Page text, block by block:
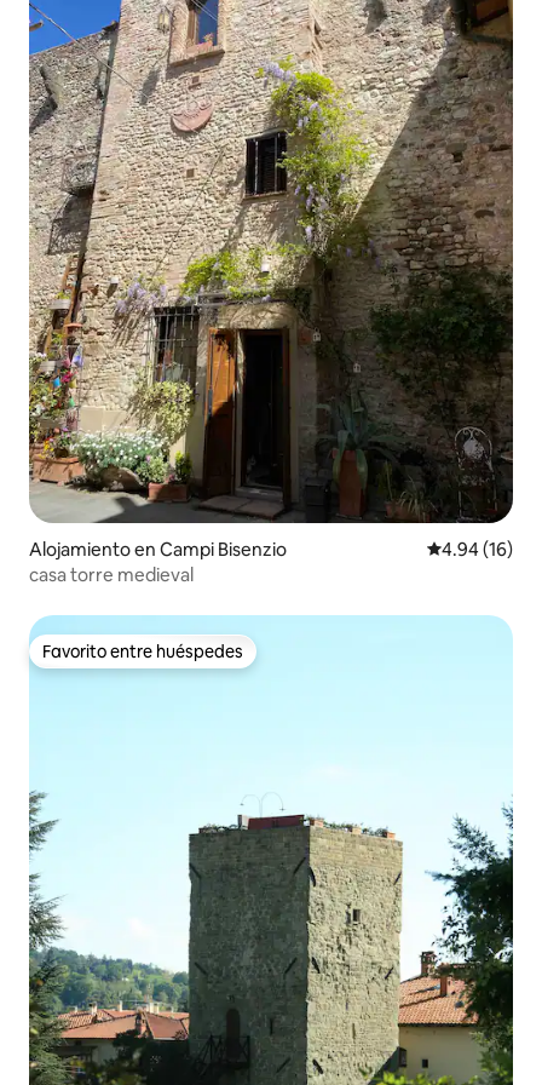
Alojamiento en Campi Bisenzio Calificación
4.94 (16)
casa torre medieval
Favorito entre huéspedes
Favorito entre huéspedes